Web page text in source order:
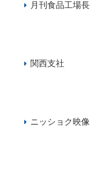
月刊食品工場長
関西支社
ニッショク映像